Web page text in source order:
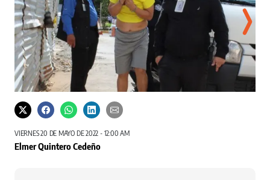
VIERNES 20 DE MAYO DE 2022 - 12:00 AM
Elmer Quintero Cedeño